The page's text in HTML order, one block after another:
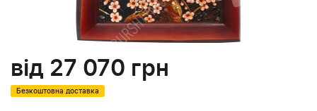
від 27 070 грн
Безкоштовна доставка